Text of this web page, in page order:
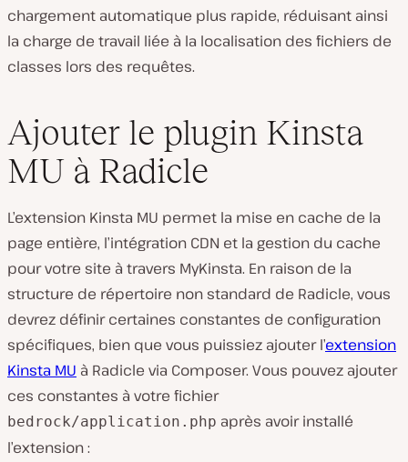
chargement automatique plus rapide, réduisant ainsi
la charge de travail liée à la localisation des fichiers de
classes lors des requêtes.
Ajouter le plugin Kinsta
MU à Radicle
L’extension Kinsta MU permet la mise en cache de la
page entière, l’intégration CDN et la gestion du cache
pour votre site à travers MyKinsta. En raison de la
structure de répertoire non standard de Radicle, vous
devrez définir certaines constantes de configuration
spécifiques, bien que vous puissiez ajouter l’extension
Kinsta MU à Radicle via Composer. Vous pouvez ajouter
ces constantes à votre fichier
bedrock/application.php après avoir installé
l’extension :